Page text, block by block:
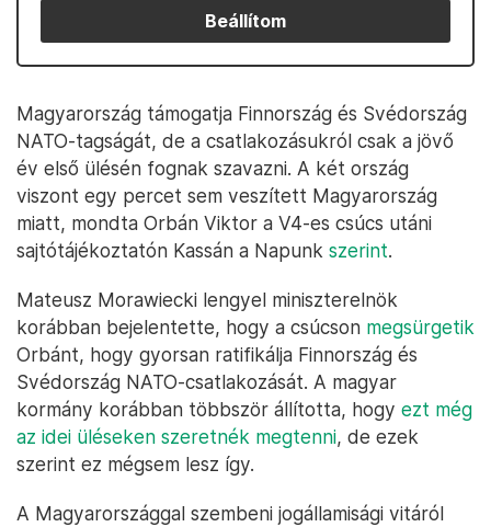
Beállítom
Magyarország támogatja Finnország és Svédország
NATO-tagságát, de a csatlakozásukról csak a jövő
év első ülésén fognak szavazni. A két ország
viszont egy percet sem veszített Magyarország
miatt, mondta Orbán Viktor a V4-es csúcs utáni
sajtótájékoztatón Kassán a Napunk szerint.
Mateusz Morawiecki lengyel miniszterelnök
korábban bejelentette, hogy a csúcson megsürgetik
Orbánt, hogy gyorsan ratifikálja Finnország és
Svédország NATO-csatlakozását. A magyar
kormány korábban többször állította, hogy ezt még
az idei üléseken szeretnék megtenni, de ezek
szerint ez mégsem lesz így.
A Magyarországgal szembeni jogállamisági vitáról